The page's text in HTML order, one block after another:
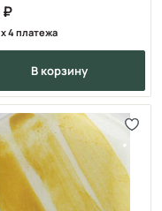
x 4 платежа
в корзину